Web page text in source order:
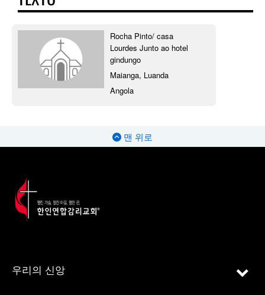
Rocha Pinto/ casa
Lourdes Junto ao hotel
gindungo
Maianga, Luanda
Angola
맨 위로
우리의 신앙